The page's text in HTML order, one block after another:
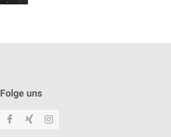
Folge uns
Facebook
XingInstagram